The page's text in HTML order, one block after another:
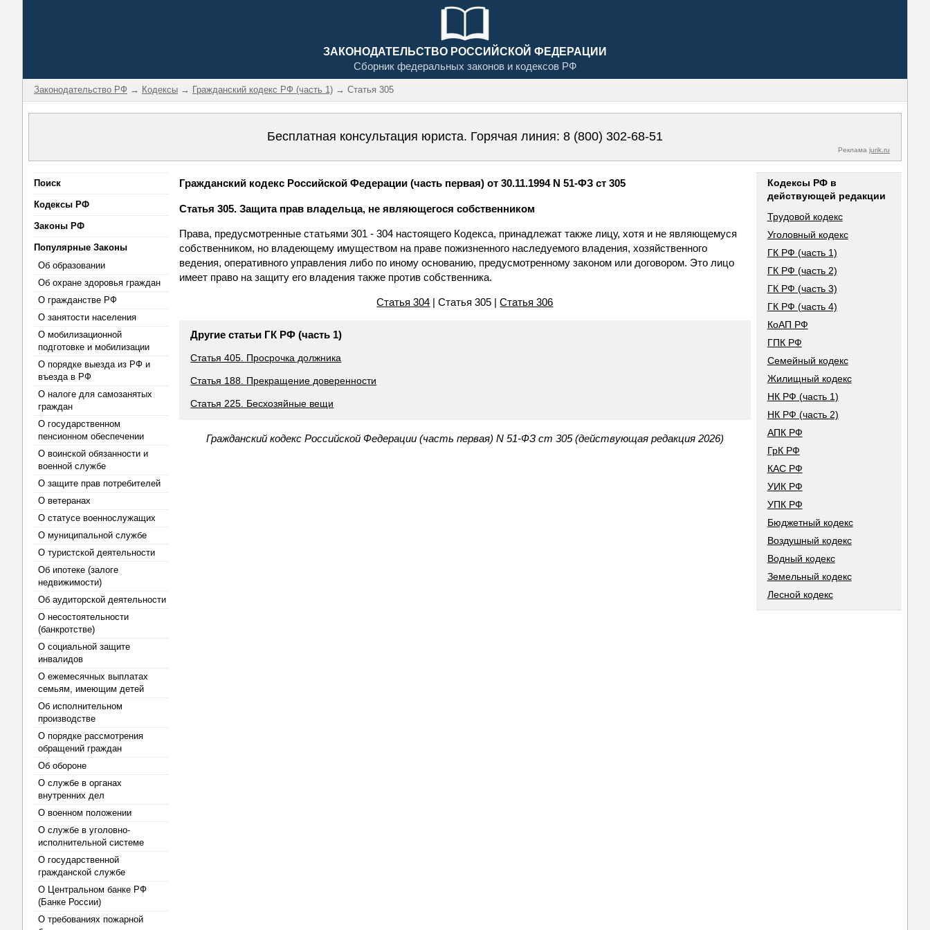
ЗАКОНОДАТЕЛЬСТВО РОССИЙСКОЙ ФЕДЕРАЦИИ
Сборник федеральных законов и кодексов РФ
Законодательство РФ → Кодексы → Гражданский кодекс РФ (часть 1) → Статья 305
Бесплатная консультация юриста. Горячая линия: 8 (800) 302-68-51
Реклама jurik.ru
Поиск
Кодексы РФ
Законы РФ
Популярные Законы
Об образовании
Об охране здоровья граждан
О гражданстве РФ
О занятости населения
О мобилизационной
подготовке и мобилизации
О порядке выезда из РФ и
въезда в РФ
О налоге для самозанятых
граждан
О государственном
пенсионном обеспечении
О воинской обязанности и
военной службе
О защите прав потребителей
О ветеранах
О статусе военнослужащих
О муниципальной службе
О туристской деятельности
Об ипотеке (залоге
недвижимости)
Об аудиторской деятельности
О несостоятельности
(банкротстве)
О социальной защите
инвалидов
О ежемесячных выплатах
семьям, имеющим детей
Об исполнительном
производстве
О порядке рассмотрения
обращений граждан
Об обороне
О службе в органах
внутренних дел
О военном положении
О службе в уголовно-
исполнительной системе
О государственной
гражданской службе
О Центральном банке РФ
(Банке России)
О требованиях пожарной
Гражданский кодекс Российской Федерации (часть первая) от 30.11.1994 N 51-ФЗ ст 305
Статья 305. Защита прав владельца, не являющегося собственником
Права, предусмотренные статьями 301 - 304 настоящего Кодекса, принадлежат также лицу, хотя и не являющемуся
собственником, но владеющему имуществом на праве пожизненного наследуемого владения, хозяйственного
ведения, оперативного управления либо по иному основанию, предусмотренному законом или договором. Это лицо
имеет право на защиту его владения также против собственника.
Статья 304 | Статья 305 |Статья 306
Другие статьи ГК РФ (часть 1)
Статья 405. Просрочка должника
Статья 188. Прекращение доверенности
Статья 225. Бесхозяйные вещи
Гражданский кодекс Российской Федерации (часть первая) N 51-ФЗ ст 305 (действующая редакция 2026)
Кодексы РФ в
действующей редакции
Трудовой кодекс
Уголовный кодекс
ГК РФ (часть 1)
ГК РФ (часть 2)
ГК РФ (часть 3)
ГК РФ (часть 4)
КоАП РФ
ГПК РФ
Семейный кодекс
Жилищный кодекс
НК РФ (часть 1)
НК РФ (часть 2)
АПК РФ
ГрК РФ
КАС РФ
УИК РФ
УПК РФ
Бюджетный кодекс
Воздушный кодекс
Водный кодекс
Земельный кодекс
Лесной кодекс